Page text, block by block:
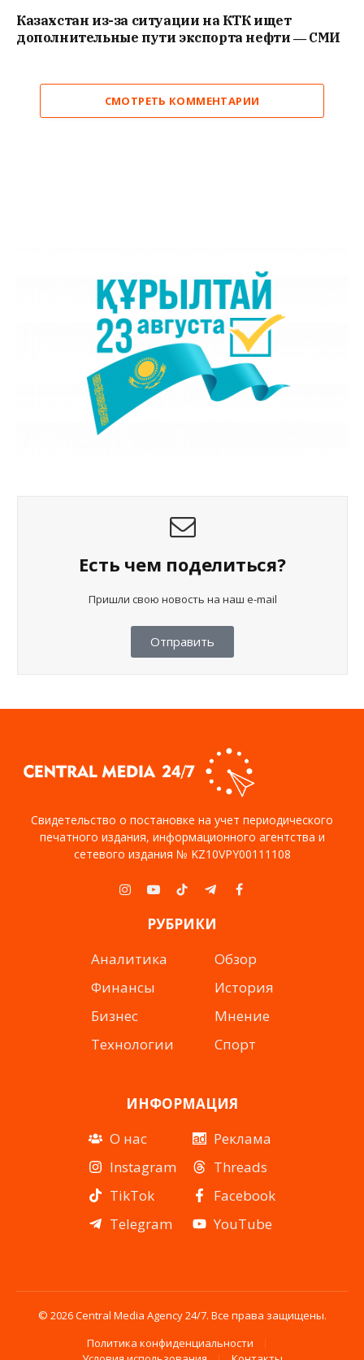
Казахстан из-за ситуации на КТК ищет
дополнительные пути экспорта нефти ― СМИ
СМОТРЕТЬ КОММЕНТАРИИ
Есть чем поделиться?
Пришли свою новость на наш e-mail
Отправить
Свидетельство о постановке на учет периодического
печатного издания, информационного агентства и
сетевого издания № KZ10VPY00111108
Instagram
YouTubeTikTokTelegramFacebook
РУБРИКИ
Аналитика
Финансы
Бизнес
Технологии
Обзор
История
Мнение
Спорт
ИНФОРМАЦИЯ
О нас
Instagram
TikTok
Telegram
Реклама
Threads
Facebook
YouTube
© 2026 Central Media Agency 24/7. Все права защищены.
Политика конфиденциальности